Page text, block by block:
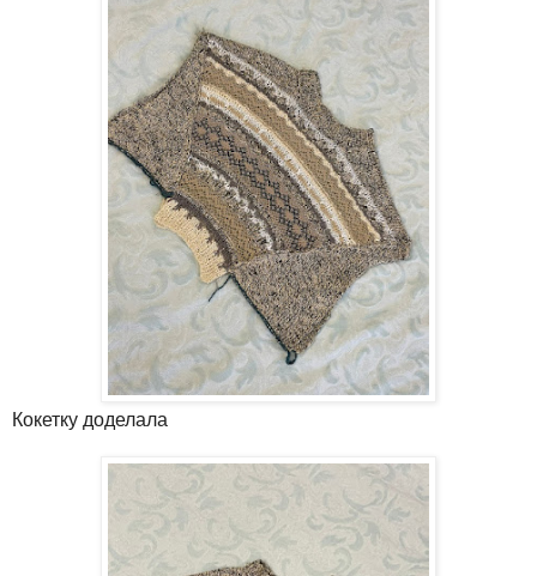
Кокетку доделала